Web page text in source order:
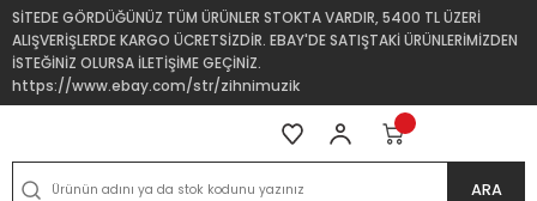
SİTEDE GÖRDÜĞÜNÜZ TÜM ÜRÜNLER STOKTA VARDIR, 5400 TL ÜZERİ
ALIŞVERİŞLERDE KARGO ÜCRETSİZDİR. EBAY'DE SATIŞTAKİ ÜRÜNLERİMİZDEN
İSTEĞİNİZ OLURSA İLETİŞİME GEÇİNİZ.
https://www.ebay.com/str/zihnimuzik
ARA